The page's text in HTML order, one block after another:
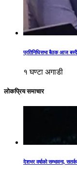
प्रतिनिधिसभा बैठक आज बस्दै
१ घण्टा अगाडी
लोकप्रिय समाचार
देशभर वर्षाको सम्भावना,